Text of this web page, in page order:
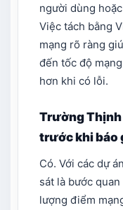
người dùng
Việc tách bằng
mạng rõ ràng
đến tốc độ
hơn khi có lỗi.
Trường Thịnh
trước khi báo
Có. Với các dự
sát là bước
lượng điểm